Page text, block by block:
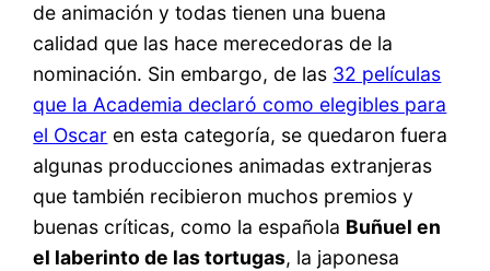
de animación y todas tienen una buena
calidad que las hace merecedoras de la
nominación. Sin embargo, de las 32 películas
que la Academia declaró como elegibles para
el Oscar en esta categoría, se quedaron fuera
algunas producciones animadas extranjeras
que también recibieron muchos premios y
buenas críticas, como la española Buñuel en
el laberinto de las tortugas, la japonesa